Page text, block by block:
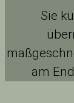
Sie
am